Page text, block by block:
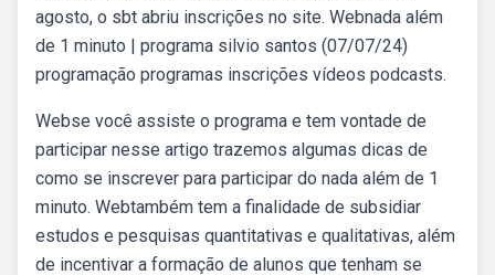
agosto, o sbt abriu inscrições no site. Webnada além
de 1 minuto | programa silvio santos (07/07/24)
programação programas inscrições vídeos podcasts.
Webse você assiste o programa e tem vontade de
participar nesse artigo trazemos algumas dicas de
como se inscrever para participar do nada além de 1
minuto. Webtambém tem a finalidade de subsidiar
estudos e pesquisas quantitativas e qualitativas, além
de incentivar a formação de alunos que tenham se